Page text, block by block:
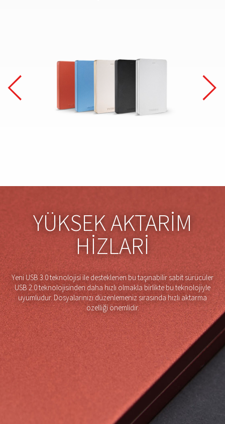
YÜKSEK AKTARIM
HIZLARI
Yeni USB 3.0 teknolojisi ile desteklenen bu taşınabilir sabit sürücüler
USB 2.0 teknolojisinden daha hızlı olmakla birlikte bu teknolojiyle
uyumludur. Dosyalarınızı düzenlemeniz sırasında hızlı aktarma
özelliği önemlidir.